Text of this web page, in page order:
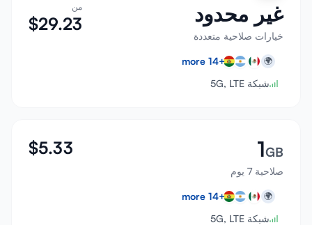
غير محدود
خيارات صلاحية متعددة
من
$29.23
🌍
+
14
شبكة 5G, LTE
1GB
صلاحية 7 يوم
$5.33
🌍
+
14
شبكة 5G, LTE